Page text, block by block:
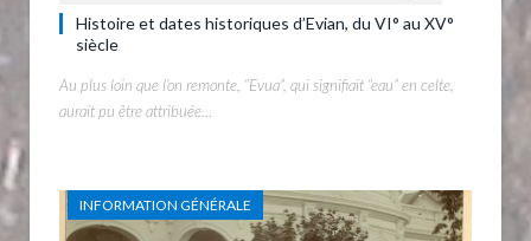
Histoire et dates historiques d’Evian, du VI° au XV°
siècle
Au plus loin que l’on remonte, “Evua”, qui signifiait “eau” en celte,
aurait pu être attribuée…
INFORMATION GÉNÉRALE